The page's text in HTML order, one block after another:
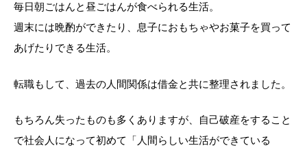
毎日朝ごはんと昼ごはんが食べられる生活。
週末には晩酌ができたり、息子におもちゃやお菓子を買って
あげたりできる生活。
転職もして、過去の人間関係は借金と共に整理されました。
もちろん失ったものも多くありますが、自己破産をすること
で社会人になって初めて「人間らしい生活ができている